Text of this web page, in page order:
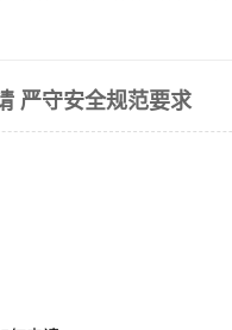
严守安全规范要求